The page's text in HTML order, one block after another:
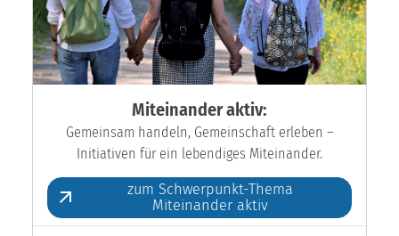
Miteinander aktiv:
Gemeinsam handeln, Gemeinschaft erleben –
Initiativen für ein lebendiges Miteinander.
zum Schwerpunkt-Thema
Miteinander aktiv